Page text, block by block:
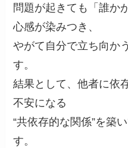
問題が起きても「誰か
心感が染みつき、
やがて自分で立ち向か
す。
結果として、他者に依
不安になる
“共依存的な関係”を築
す。